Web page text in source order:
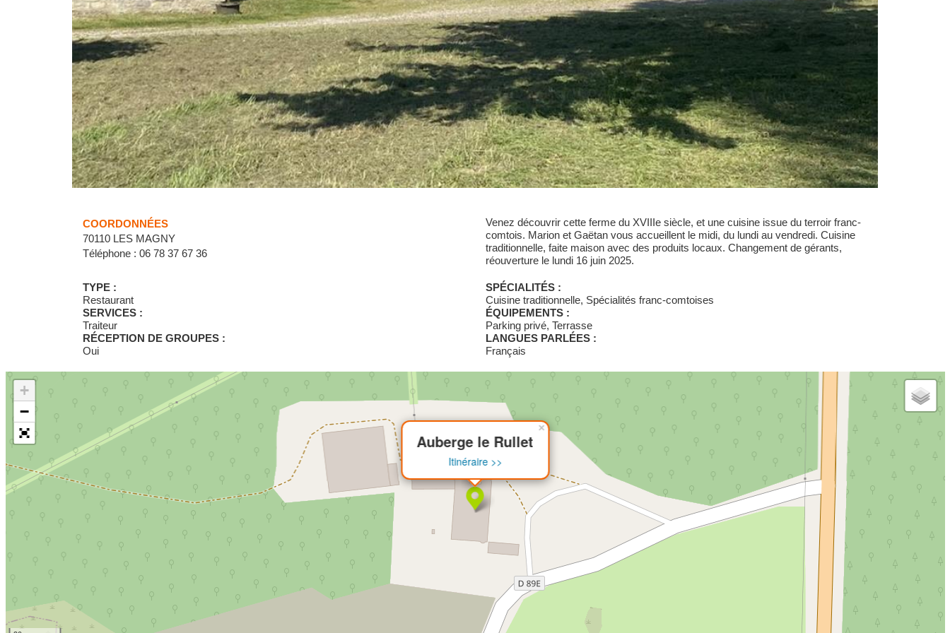
COORDONNÉES
70110 LES MAGNY
Téléphone : 06 78 37 67 36
Venez découvrir cette ferme du XVIIIe siècle, et une cuisine issue du terroir franc-
comtois. Marion et Gaëtan vous accueillent le midi, du lundi au vendredi. Cuisine
traditionnelle, faite maison avec des produits locaux. Changement de gérants,
réouverture le lundi 16 juin 2025.
TYPE :
Restaurant
SPÉCIALITÉS :
Cuisine traditionnelle, Spécialités franc-comtoises
SERVICES :
Traiteur
ÉQUIPEMENTS :
Parking privé, Terrasse
RÉCEPTION DE GROUPES :
Oui
LANGUES PARLÉES :
Français
Auberge le Rullet
Itinéraire >>
×
+
−